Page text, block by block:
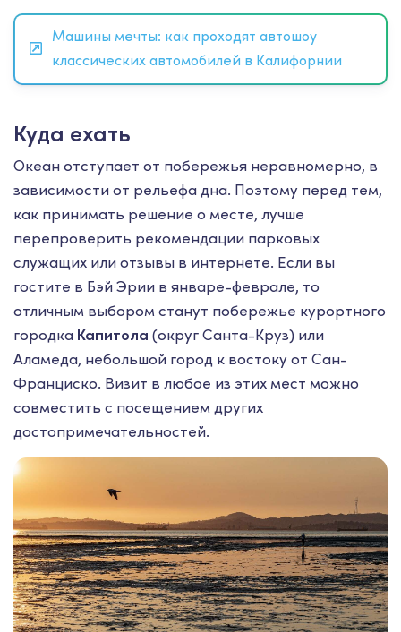
Машины мечты: как проходят автошоу
классических автомобилей в Калифорнии
Куда ехать
Океан отступает от побережья неравномерно, в
зависимости от рельефа дна. Поэтому перед тем,
как принимать решение о месте, лучше
перепроверить рекомендации парковых
служащих или отзывы в интернете. Если вы
гостите в Бэй Эрии в январе-феврале, то
отличным выбором станут побережье курортного
городка Капитола (округ Санта-Круз) или
Аламеда, небольшой город к востоку от Сан-
Франциско. Визит в любое из этих мест можно
совместить с посещением других
достопримечательностей.